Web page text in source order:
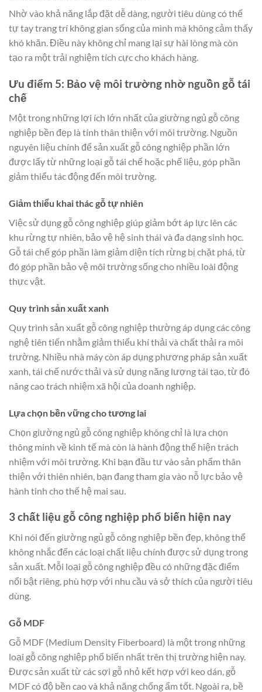
Nhờ vào khả năng lắp đặt dễ dàng, người tiêu dùng có thể
tự tay trang trí không gian sống của mình mà không cảm thấy
khó khăn. Điều này không chỉ mang lại sự hài lòng mà còn
tạo ra một trải nghiệm tích cực cho khách hàng.
Ưu điểm 5: Bảo vệ môi trường nhờ nguồn gỗ tái
chế
Một trong những lợi ích lớn nhất của giường ngủ gỗ công
nghiệp bền đẹp là tính thân thiện với môi trường. Nguồn
nguyên liệu chính để sản xuất gỗ công nghiệp phần lớn
được lấy từ những loại gỗ tái chế hoặc phế liệu, góp phần
giảm thiểu tác động đến môi trường.
Giảm thiểu khai thác gỗ tự nhiên
Việc sử dụng gỗ công nghiệp giúp giảm bớt áp lực lên các
khu rừng tự nhiên, bảo vệ hệ sinh thái và đa dạng sinh học.
Gỗ tái chế góp phần làm giảm diện tích rừng bị chặt phá, từ
đó góp phần bảo vệ môi trường sống cho nhiều loài động
thực vật.
Quy trình sản xuất xanh
Quy trình sản xuất gỗ công nghiệp thường áp dụng các công
nghệ tiên tiến nhằm giảm thiểu khí thải và chất thải ra môi
trường. Nhiều nhà máy còn áp dụng phương pháp sản xuất
xanh, tái chế nước thải và sử dụng năng lượng tái tạo, từ đó
nâng cao trách nhiệm xã hội của doanh nghiệp.
Lựa chọn bền vững cho tương lai
Chọn giường ngủ gỗ công nghiệp không chỉ là lựa chọn
thông minh về kinh tế mà còn là hành động thể hiện trách
nhiệm với môi trường. Khi bạn đầu tư vào sản phẩm thân
thiện với thiên nhiên, bạn đang tham gia vào nỗ lực bảo vệ
hành tinh cho thế hệ mai sau.
3 chất liệu gỗ công nghiệp phổ biến hiện nay
Khi nói đến giường ngủ gỗ công nghiệp bền đẹp, không thể
không nhắc đến các loại chất liệu chính được sử dụng trong
sản xuất. Mỗi loại gỗ công nghiệp đều có những đặc điểm
nổi bật riêng, phù hợp với nhu cầu và sở thích của người tiêu
dùng.
Gỗ MDF
Gỗ MDF (Medium Density Fiberboard) là một trong những
loại gỗ công nghiệp phổ biến nhất trên thị trường hiện nay.
Được sản xuất từ các sợi gỗ nhỏ kết hợp với keo dán, gỗ
MDF có độ bền cao và khả năng chống ẩm tốt. Ngoài ra, bề